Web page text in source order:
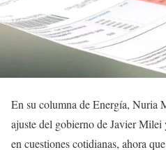
En su columna de Energía, Nuria
ajuste del gobierno de Javier
en cuestiones cotidianas, ahora